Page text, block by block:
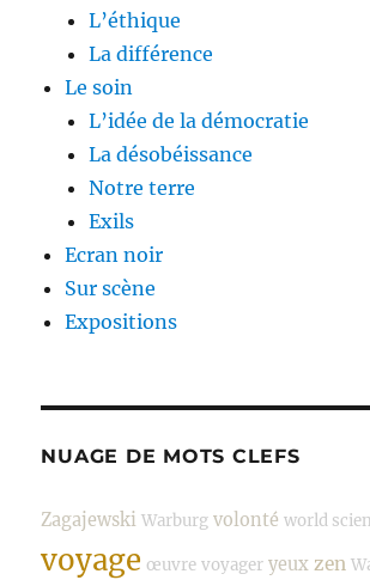
L’éthique
La différence
Le soin
L’idée de la démocratie
La désobéissance
Notre terre
Exils
Ecran noir
Sur scène
Expositions
NUAGE DE MOTS CLEFS
Zagajewski Warburg volonté world
voyage œuvre voyager yeux zen